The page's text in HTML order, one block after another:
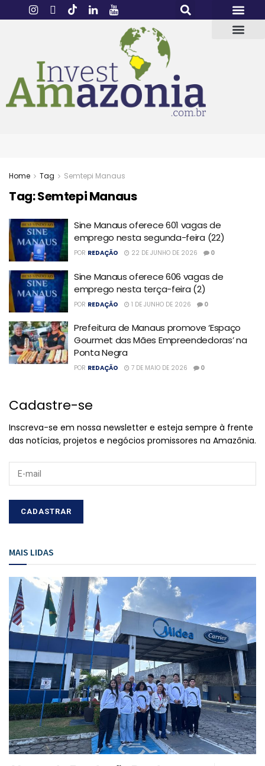
Home Tag Semtepi Manaus
Tag:Semtepi Manaus
Sine Manaus oferece 601 vagas de
emprego nesta segunda-feira (22)
POR REDAÇÃO 22 DE JUNHO DE 2026 0
Sine Manaus oferece 606 vagas de
emprego nesta terça-feira (2)
POR REDAÇÃO 1 DE JUNHO DE 2026 0
Prefeitura de Manaus promove ‘Espaço
Gourmet das Mães Empreendedoras’ na
Ponta Negra
POR REDAÇÃO 7 DE MAIO DE 2026 0
Cadastre-se
Inscreva-se em nossa newsletter e esteja sempre à frente
das notícias, projetos e negócios promissores na Amazônia.
MAIS LIDAS